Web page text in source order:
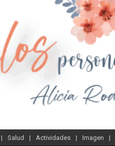
Salud Actividades Imagen